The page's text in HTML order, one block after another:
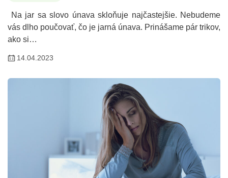
Na jar sa slovo únava skloňuje najčastejšie. Nebudeme
vás dlho poučovať, čo je jarná únava. Prinášame pár trikov,
ako si…
14.04.2023